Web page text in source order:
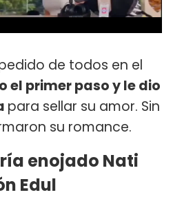
de todos en el
el primer paso y le dio
para sellar su amor. Sin
su romance.
enojado Nati
Edul